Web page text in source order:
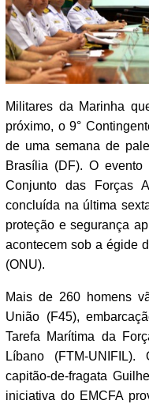
Militares da Marinha
próximo, o 9°
de uma semana de
Brasília (DF). O evento
Conjunto das Forças
concluída na última
proteção e segurança
acontecem sob a égide
(ONU).
Mais de 260 homens
União (F45),
Tarefa Marítima da
Líbano (FTM-
capitão-de-fragata
iniciativa do EMCFA